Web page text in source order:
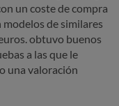
un coste de compra
de similares
obtuvo buenos
a las que le
una valoración